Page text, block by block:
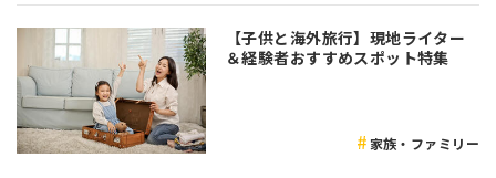
【子供と海外旅行】現地ライター
＆経験者おすすめスポット特集
家族・ファミリー